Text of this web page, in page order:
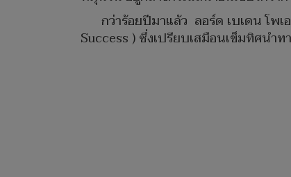
กว่าร้อยปีมาแล้ว ลอร์ด เบเดน โพเ
Success ) ซึ่งเปรียบเสมือนเข็มทิศนำ